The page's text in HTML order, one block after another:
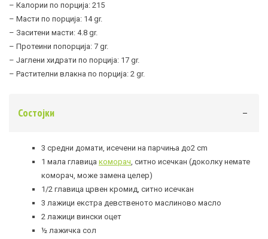
– Калории по порција: 215
– Масти по порција: 14 gr.
– Заситени масти: 4.8 gr.
– Протеини попорција: 7 gr.
– Јаглени хидрати по порција: 17 gr.
– Растителни влакна по порција: 2 gr.
Состојки
3 средни домати, исечени на парчиња до2 cm
1 мала главица коморач, ситно исечкан (доколку немате
коморач, може замена целер)
1/2 главица црвен кромид, ситно исечкан
3 лажици екстра девственото маслиново масло
2 лажици вински оцет
½ лажичка сол